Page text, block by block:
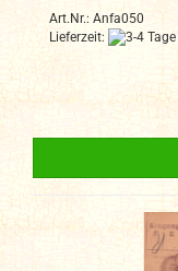
Art.Nr.: Anfa050
Lieferzeit: